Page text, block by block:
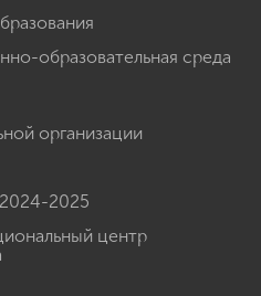
образовательная среда
организации
2025
центр